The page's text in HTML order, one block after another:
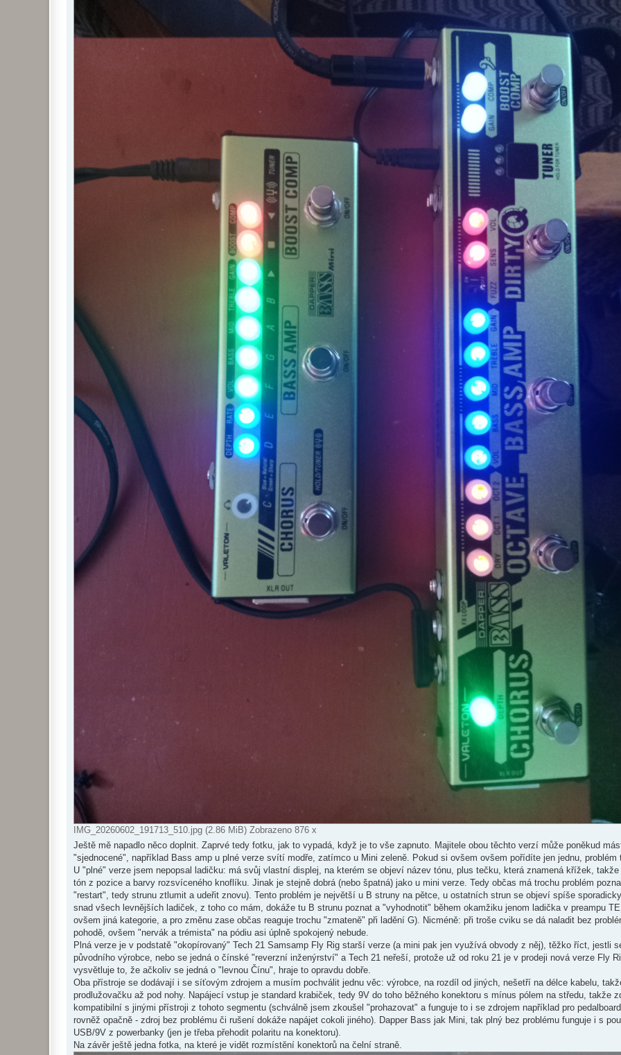
IMG_20260602_191713_510.jpg (2.86 MiB) Zobrazeno 876 x
Ještě mě napadlo něco doplnit. Zaprvé tedy fotku, jak to vypadá, když je to vše zapnuto. Majitele obou těchto verzí může poněkud
"sjednocené", například Bass amp u plné verze svítí modře, zatímco u Mini zeleně. Pokud si ovšem ovšem pořídíte jen jednu, problém
U "plné" verze jsem nepopsal ladičku: má svůj vlastní displej, na kterém se objeví název tónu, plus tečku, která znamená křížek, takže
tón z pozice a barvy rozsvíceného knoflíku. Jinak je stejně dobrá (nebo špatná) jako u mini verze. Tedy občas má trochu problém
"restart", tedy strunu ztlumit a udeřit znovu). Tento problém je největší u B struny na pětce, u ostatních strun se objeví spíše
snad všech levnějších ladiček, z toho co mám, dokáže tu B strunu poznat a "vyhodnotit" během okamžiku jenom ladička v preampu
ovšem jiná kategorie, a pro změnu zase občas reaguje trochu "zmateně" při ladění G). Nicméně: při troše cviku se dá naladit bez
pohodě, ovšem "nervák a trémista" na pódiu asi úplně spokojený nebude.
Plná verze je v podstatě "okopírovaný" Tech 21 Samsamp Fly Rig starší verze (a mini pak jen využívá obvody z něj), těžko říct, jestli
původního výrobce, nebo se jedná o čínské "reverzní inženýrství" a Tech 21 neřeší, protože už od roku 21 je v prodeji nová verze Fly
vysvětluje to, že ačkoliv se jedná o "levnou Čínu", hraje to opravdu dobře.
Oba přístroje se dodávají i se síťovým zdrojem a musím pochválit jednu věc: výrobce, na rozdíl od jiných, nešetří na délce kabelu,
prodlužovačku až pod nohy. Napájecí vstup je standard krabiček, tedy 9V do toho běžného konektoru s mínus pólem na středu, takže
kompatibilní s jinými přístroji z tohoto segmentu (schválně jsem zkoušel "prohazovat" a funguje to i se zdrojem například pro
rovněž opačně - zdroj bez problému či rušení dokáže napájet cokoli jiného). Dapper Bass jak Mini, tak plný bez problému funguje i s
USB/9V z powerbanky (jen je třeba přehodit polaritu na konektoru).
Na závěr ještě jedna fotka, na které je vidět rozmístění konektorů na čelní straně.